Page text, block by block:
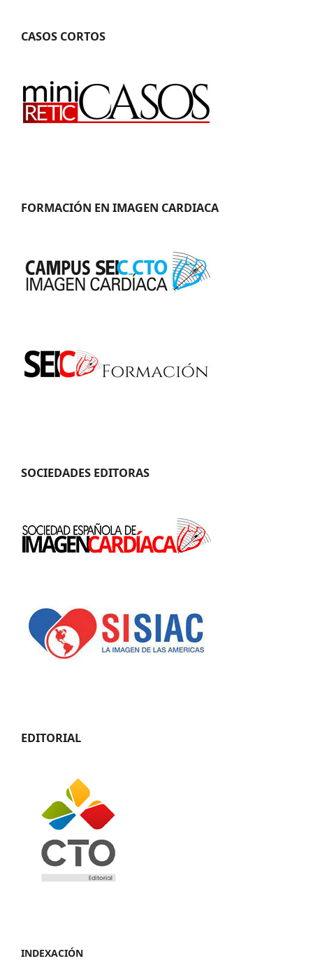
CASOS CORTOS
FORMACIÓN EN IMAGEN CARDIACA
SOCIEDADES EDITORAS
EDITORIAL
INDEXACIÓN